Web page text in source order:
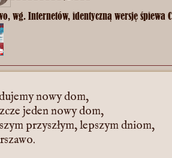
wg. Internetów, identyczną wersję śpiewa
nowy dom,
jeden nowy dom,
przyszłym, lepszym dniom,